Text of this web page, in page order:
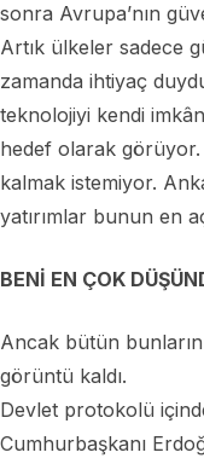
sonra Avrupa’nın
Artık ülkeler sadece
zamanda ihtiyaç
teknolojiyi kendi
hedef olarak görüyor.
kalmak istemiyor.
yatırımlar bunun en
BENİ EN ÇOK
Ancak bütün
görüntü kaldı.
Devlet protokolü
Cumhurbaşkanı